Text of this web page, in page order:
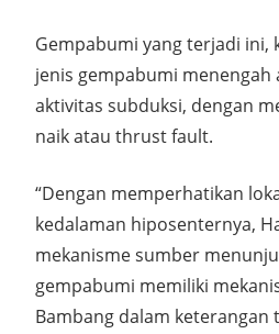
Gempabumi yang terjadi ini,
jenis gempabumi menengah
aktivitas subduksi, dengan
naik atau thrust fault.
“Dengan memperhatikan
kedalaman hiposenternya,
mekanisme sumber
gempabumi memiliki
Bambang dalam keterangan